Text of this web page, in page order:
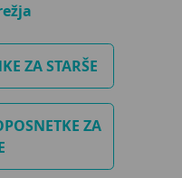
ZA STARŠE
ZA